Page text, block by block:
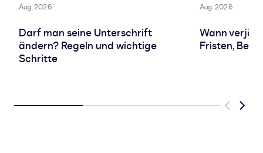
Aug. 2026
Darf man seine Unterschrift
ändern? Regeln und wichtige
Schritte
Aug. 2026
Wann
Fristen,
Previous
Next